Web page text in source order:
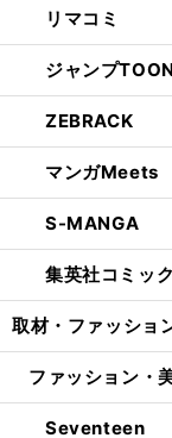
リマコミ
ジャンプTOON
ZEBRACK
マンガMeets
S-MANGA
集英社コミッ
取材・ファッショ
ファッション・
Seventeen